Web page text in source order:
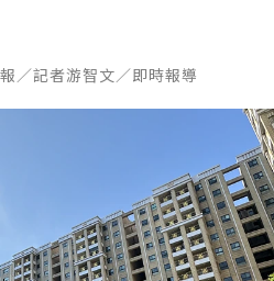
／記者游智文／即時報導